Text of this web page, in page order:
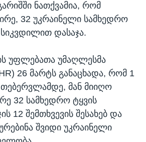
ნათქვამია, რომ
32 უკრაინელი სამხედრო
დასაჯა.
უფლებათა უმაღლესმა
26 მარტს განაცხადა, რომ 1
მან მიიღო
32 სამხედრო ტყვის
12 შემთხვევის შესახებ და
შვიდი უკრაინელი